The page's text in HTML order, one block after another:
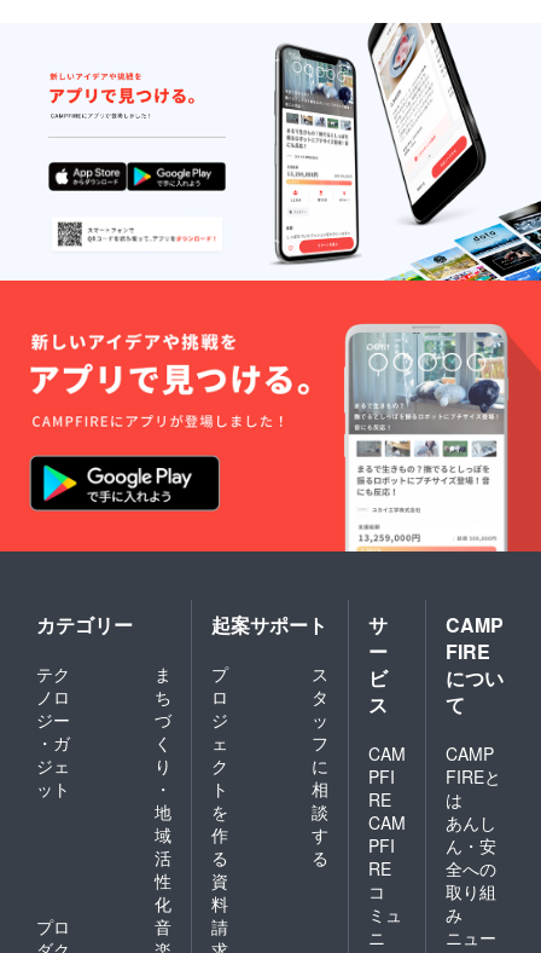
期が遅
れる場
合がご
ざいま
す。予
めご了
承くだ
さい。
カテゴリー
テク
ノロ
ジー
・ガ
ジェ
ット
ま
ち
づ
く
り
・
地
域
活
性
化
プロ
音
起案サポート
プ
ロ
ジ
ェ
ク
ト
を
作
る
ス
タ
ッ
フ
に
相
談
す
る
資
料
請
サ
ー
ビ
ス
CAM
PFI
RE
CAM
PFI
RE
コ
ミュ
ニ
CAMP
FIRE
につい
て
CAMP
FIREと
は
あんし
ん・安
全への
取り組
み
ニュー